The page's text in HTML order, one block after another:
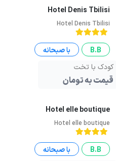
Hotel Denis Tbilisi
Hotel Denis Tbilisi
B.B
با صبحانه
کودک با تخت
قیمت به تومان
Hotel elle boutique
Hotel elle boutique
B.B
با صبحانه